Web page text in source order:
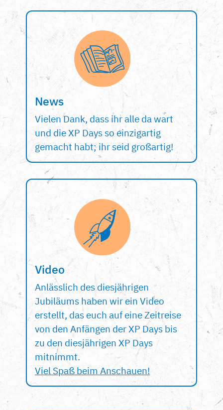
News
Vielen Dank, dass ihr alle da wart
und die XP Days so einzigartig
gemacht habt; ihr seid großartig!
Video
Anlässlich des diesjährigen
Jubiläums haben wir ein Video
erstellt, das euch auf eine Zeitreise
von den Anfängen der XP Days bis
zu den diesjährigen XP Days
mitnimmt.
Viel Spaß beim Anschauen!